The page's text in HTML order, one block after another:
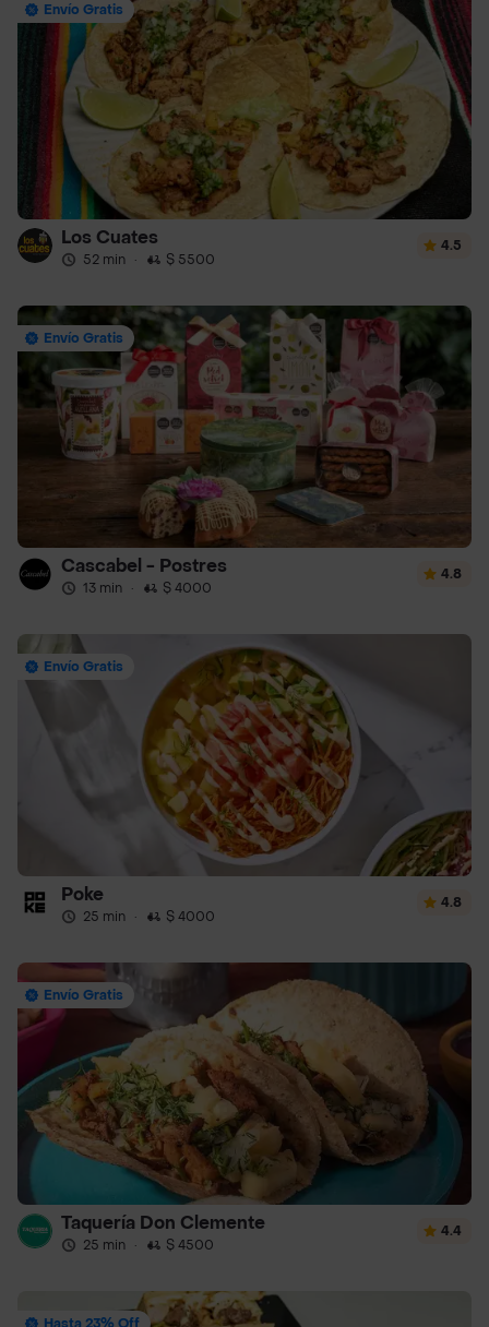
Envío Gratis
Los Cuates
52 min · $ 5500
4.5
Envío Gratis
Cascabel - Postres
13 min · $ 4000
4.8
Envío Gratis
Poke
25 min · $ 4000
4.8
Envío Gratis
Taquería Don Clemente
25 min · $ 4500
4.4